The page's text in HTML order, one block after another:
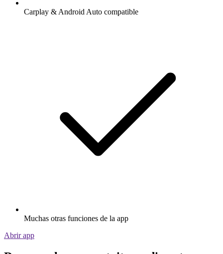
Carplay & Android Auto compatible
Muchas otras funciones de la app
Abrir app